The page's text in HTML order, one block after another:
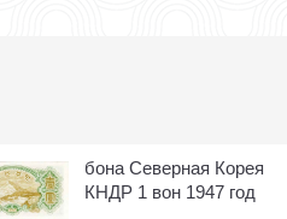
бона Северная Корея
КНДР 1 вон 1947 год